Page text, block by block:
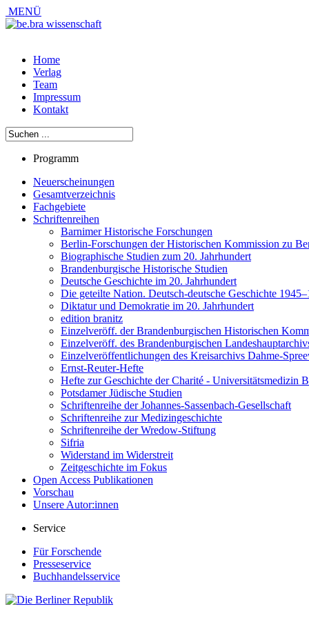
MENÜ
Home
Verlag
Team
Impressum
Kontakt
Programm
Neuerscheinungen
Gesamtverzeichnis
Fachgebiete
Schriftenreihen
Barnimer Historische Forschungen
Berlin-Forschungen der Historischen Kommission zu
Biographische Studien zum 20. Jahrhundert
Brandenburgische Historische Studien
Deutsche Geschichte im 20. Jahrhundert
Die geteilte Nation. Deutsch-deutsche Geschichte
Diktatur und Demokratie im 20. Jahrhundert
edition branitz
Einzelveröff. der Brandenburgischen Historischen
Einzelveröff. des Brandenburgischen
Einzelveröffentlichungen des Kreisarchivs Dahme-
Ernst-Reuter-Hefte
Hefte zur Geschichte der Charité - Universitätsmedizin
Potsdamer Jüdische Studien
Schriftenreihe der Johannes-Sassenbach-Gesellschaft
Schriftenreihe zur Medizingeschichte
Schriftenreihe der Wredow-Stiftung
Sifria
Widerstand im Widerstreit
Zeitgeschichte im Fokus
Open Access Publikationen
Vorschau
Unsere Autor:innen
Service
Für Forschende
Presseservice
Buchhandelsservice